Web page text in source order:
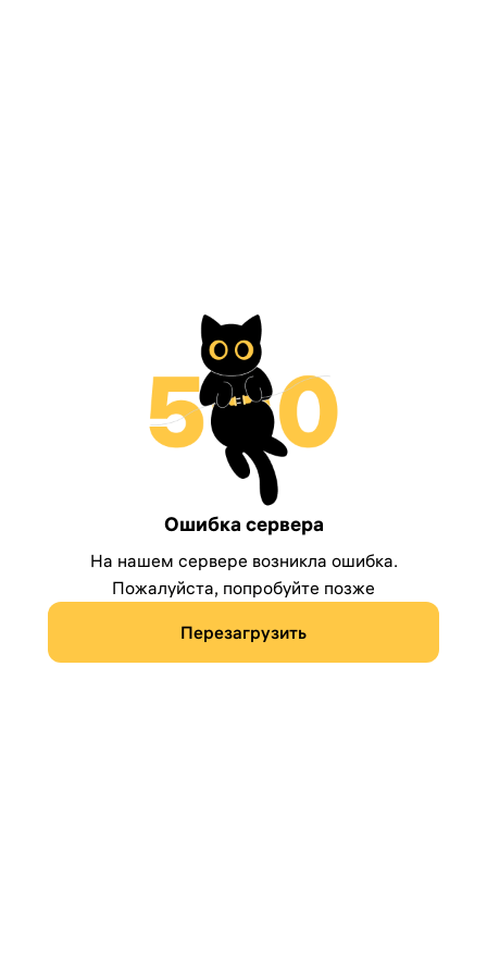
Ошибка сервера
На нашем сервере возникла ошибка.
Пожалуйста, попробуйте позже
Перезагрузить